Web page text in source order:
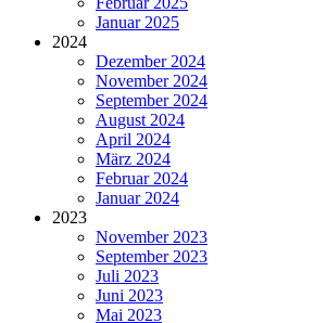
Januar 2025
2024
Dezember 2024
November 2024
September 2024
August 2024
April 2024
März 2024
Februar 2024
Januar 2024
2023
November 2023
September 2023
Juli 2023
Juni 2023
Mai 2023